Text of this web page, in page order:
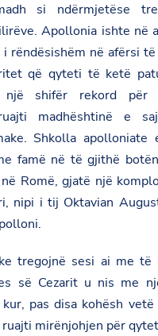
si ndërmjetëse
Apollonia ishte në
rëndësishëm në afërsi
që qyteti të ketë
shifër rekord për
madhështinë e
Shkolla apolloniate
famë në të gjithë
Romë, gjatë një
nipi i tij Oktavian
tregojnë sesi ai me të
së Cezarit u nis me
pas disa kohësh vetë
ruajti mirënjohjen për